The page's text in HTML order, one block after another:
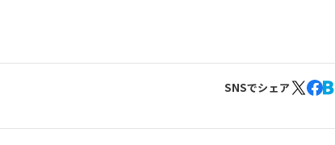
SNSでシェア